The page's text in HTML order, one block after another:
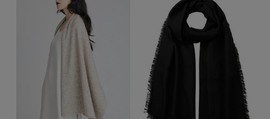
【エディターズ・エッセンシャル】
ベーシックとトレンドが交差する16の名品